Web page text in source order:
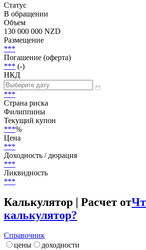
Статус
В обращении
Объем
130 000 000 NZD
Размещение
***
Погашение (оферта)
*** (-)
НКД
***
Страна риска
Филиппины
Текущий купон
***%
Цена
***
Доходность / дюрация
***
Ликвидность
***
Калькулятор | Расчет от
калькулятор?
Справочник
цены
доходности